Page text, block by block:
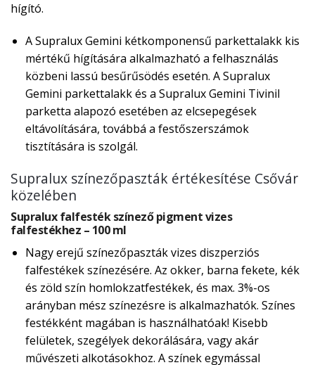
hígító.
A Supralux Gemini kétkomponensű parkettalakk kis
mértékű hígítására alkalmazható a felhasználás
közbeni lassú besűrűsödés esetén. A Supralux
Gemini parkettalakk és a Supralux Gemini Tivinil
parketta alapozó esetében az elcsepegések
eltávolítására, továbbá a festőszerszámok
tisztítására is szolgál.
Supralux színezőpaszták értékesítése Csővár
közelében
Supralux falfesték színező pigment vizes
falfestékhez – 100 ml
Nagy erejű színezőpaszták vizes diszperziós
falfestékek színezésére. Az okker, barna fekete, kék
és zöld szín homlokzatfestékek, és max. 3%-os
arányban mész színezésre is alkalmazhatók. Színes
festékként magában is használhatóak! Kisebb
felületek, szegélyek dekorálására, vagy akár
művészeti alkotásokhoz. A színek egymással